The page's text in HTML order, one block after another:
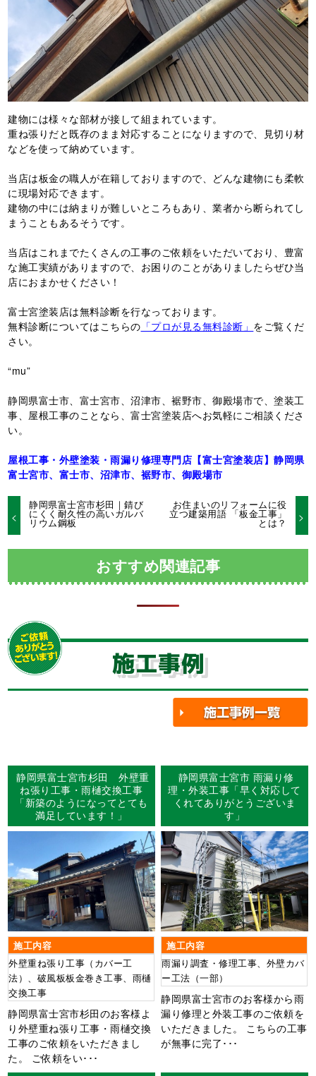
建物には様々な部材が接して組まれています。
重ね張りだと既存のまま対応することになりますので、見切り材
などを使って納めています。
当店は板金の職人が在籍しておりますので、どんな建物にも柔軟
に現場対応できます。
建物の中には納まりが難しいところもあり、業者から断られてし
まうこともあるそうです。
当店はこれまでたくさんの工事のご依頼をいただいており、豊富
な施工実績がありますので、お困りのことがありましたらぜひ当
店におまかせください！
富士宮塗装店は無料診断を行なっております。
無料診断についてはこちらの 「プロが見る無料診断」 をご覧くだ
さい。
“mu”
静岡県富士市、富士宮市、沼津市、裾野市、御殿場市で、塗装工
事、屋根工事のことなら、富士宮塗装店へお気軽にご相談くださ
い。
屋根工事・外壁塗装・雨漏り修理専門店【富士宮塗装店】静岡県
富士宮市、富士市、沼津市、裾野市、御殿場市
静岡県富士宮市杉田｜錆び
にくく耐久性の高いガルバ
リウム鋼板
お住まいのリフォームに役
立つ建築用語 「板金工事」
とは？
おすすめ関連記事
施工事例
静岡県富士宮市杉田 外壁重
ね張り工事・雨樋交換工事
「新築のようになってとても
満足しています！」
施工内容
外壁重ね張り工事（カバー工
法）、破風板板金巻き工事、雨樋
交換工事
静岡県富士宮市杉田のお客様よ
り外壁重ね張り工事・雨樋交換
工事のご依頼をいただきまし
た。 ご依頼をい･･･
静岡県富士宮市 雨漏り修
理・外装工事「早く対応して
くれてありがとうございま
す」
施工内容
雨漏り調査・修理工事、外壁カバ
ー工法（一部）
静岡県富士宮市のお客様から雨
漏り修理と外装工事のご依頼を
いただきました。 こちらの工事
が無事に完了･･･